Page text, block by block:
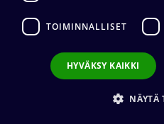
128,80 (alv. 0 %)
TOIMINNALLISET
HYVÄKSY KAIKKI
NÄYTÄ